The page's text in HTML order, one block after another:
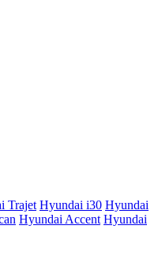
Trajet Hyundai i30 Hyundai
Hyundai Accent Hyundai